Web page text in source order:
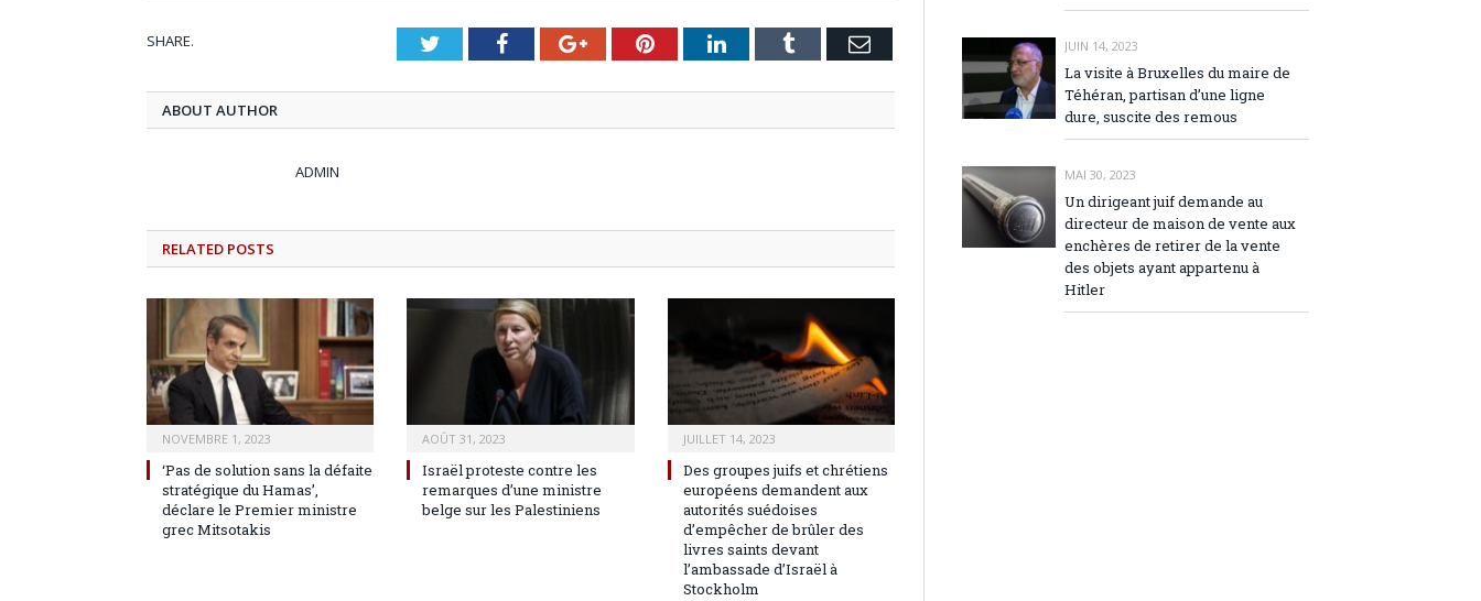
SHARE. TwitterFacebookGoogle+PinterestLinkedInTumblr Email
ABOUT AUTHOR
ADMIN
RELATED POSTS
NOVEMBRE 1, 2023
‘Pas de solution sans la défaite
stratégique du Hamas’,
déclare le Premier ministre
grec Mitsotakis
AOÛT 31, 2023
Israël proteste contre les
remarques d’une ministre
belge sur les Palestiniens
JUILLET 14, 2023
Des groupes juifs et chrétiens
européens demandent aux
autorités suédoises
d’empêcher de brûler des
livres saints devant
l’ambassade d’Israël à
Stockholm
JUIN 14, 2023
La visite à Bruxelles du maire de
Téhéran, partisan d’une ligne
dure, suscite des remous
MAI 30, 2023
Un dirigeant juif demande au
directeur de maison de vente aux
enchères de retirer de la vente
des objets ayant appartenu à
Hitler